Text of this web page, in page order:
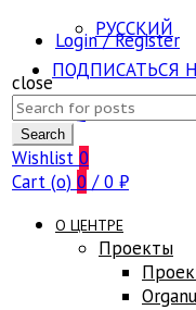
РУССКИЙ
ПОДПИСАТЬСЯ
FAQ
Login / Register
close
Search
for:
Search
Wishlist 0
Cart (o) 0 / 0 ₽
О ЦЕНТРЕ
Проекты